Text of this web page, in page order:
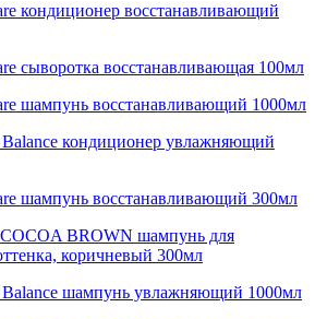
кондиционер восстанавливающий
сыворотка восстанавливающая 100мл
шампунь восстанавливающий 1000мл
Balance кондиционер увлажняющий
шампунь восстанавливающий 300мл
COCOA BROWN шампунь для
коричневый 300мл
Balance шампунь увлажняющий 1000мл